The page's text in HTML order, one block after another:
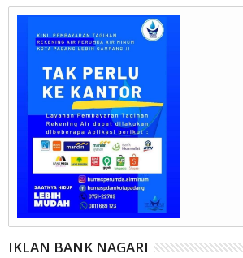
IKLAN BANK NAGARI